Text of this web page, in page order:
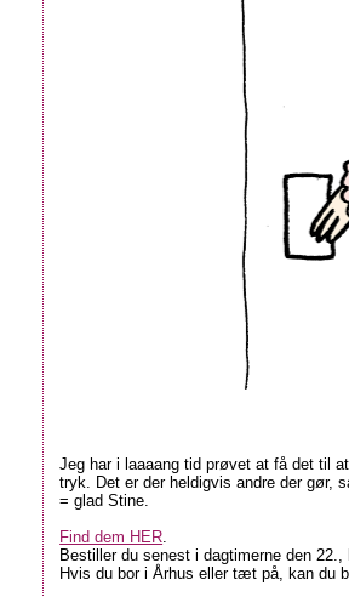
Jeg har i laaaang tid prøvet at få det til
tryk. Det er der heldigvis andre der gør,
= glad Stine.
Find dem HER.
Bestiller du senest i dagtimerne den
Hvis du bor i Århus eller tæt på, kan du